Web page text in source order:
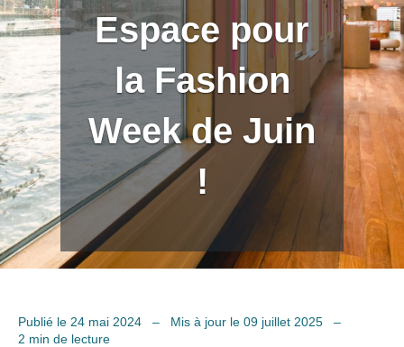
Espace pour
la Fashion
Week de Juin
!
Publié le 24 mai 2024 – Mis à jour le 09 juillet 2025
–
2 min de lecture